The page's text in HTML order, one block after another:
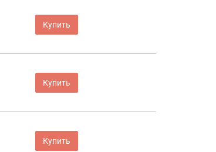
Купить
Купить
Купить